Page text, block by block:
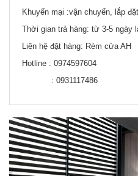
Khuyến mại :vận chuyển, lắp
Thời gian trả hàng: từ 3-5 ngày
Liên hệ đặt hàng: Rèm cửa AH
Hotline : 0974597604
: 0931117486